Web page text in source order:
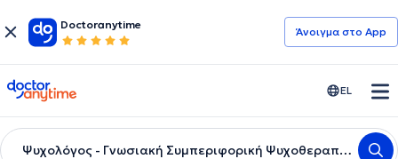
Doctoranytime
Άνοιγμα στο App
doctoranytime EL
Ψυχολόγος - Γνωσιακή Συμπεριφορική Ψυχοθεραπεύτρια